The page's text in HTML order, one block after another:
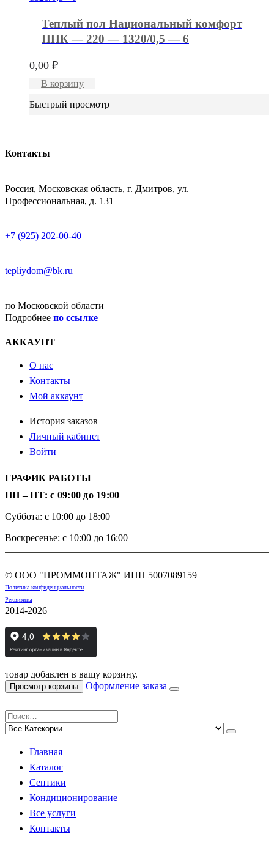
Теплый пол Национальный комфорт
ПНК — 220 — 1320/0,5 — 6
0,00₽
В корзину
Быстрый просмотр
Контакты
Россия, Московская область, г. Дмитров, ул.
Профессиональная, д. 131
+7 (925) 202-00-40
tepliydom@bk.ru
по Московской области
Подробнее по ссылке
АККАУНТ
О нас
Контакты
Мой аккаунт
История заказов
Личный кабинет
Войти
ГРАФИК РАБОТЫ
ПН – ПТ: с 09:00 до 19:00
Суббота: с 10:00 до 18:00
Воскресенье: с 10:00 до 16:00
© ООО "ПРОММОНТАЖ" ИНН 5007089159
Политика конфиденциальности
Реквизиты
2014-2026
товар добавлен в вашу корзину.
Просмотр корзины Оформление заказа
Главная
Каталог
Септики
Кондиционирование
Все услуги
Контакты